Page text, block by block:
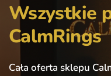
Wszystkie
CalmRings
Cała oferta sklepu